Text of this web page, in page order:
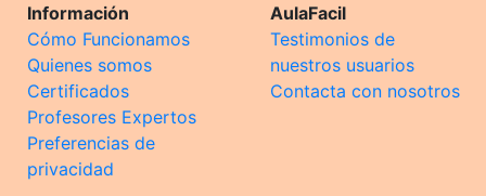
Información
Cómo Funcionamos
Quienes somos
Certificados
Profesores Expertos
Preferencias de
privacidad
AulaFacil
Testimonios de
nuestros usuarios
Contacta con nosotros